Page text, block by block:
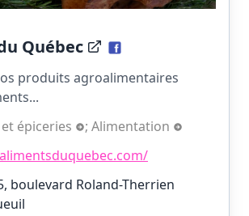
Québec
produits agroalimentaires
épiceries
; Alimentation
boulevard Roland-Therrien